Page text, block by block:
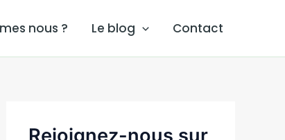
nous ? Le blog Contact